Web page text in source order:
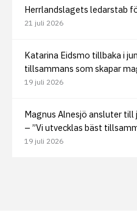
Herrlandslagets ledarstab
21 juli 2026
Katarina Eidsmo tillbaka i
tillsammans som skapar
19 juli 2026
Magnus Alnesjö ansluter
– ”Vi utvecklas bäst
19 juli 2026